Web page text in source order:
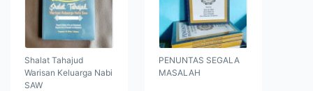
Shalat Tahajud
Warisan Keluarga Nabi
SAW
PENUNTAS SEGALA
MASALAH